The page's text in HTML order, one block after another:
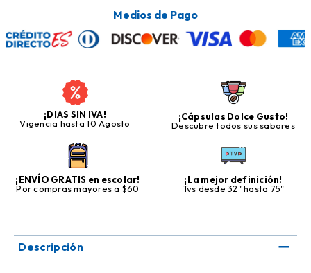
Medios de Pago
¡DIAS SIN IVA!
Vigencia hasta 10 Agosto
¡Cápsulas Dolce Gusto!
Descubre todos sus sabores
¡ENVÍO GRATIS en escolar!
Por compras mayores a $60
¡La mejor definición!
Tvs desde 32" hasta 75"
Descripción